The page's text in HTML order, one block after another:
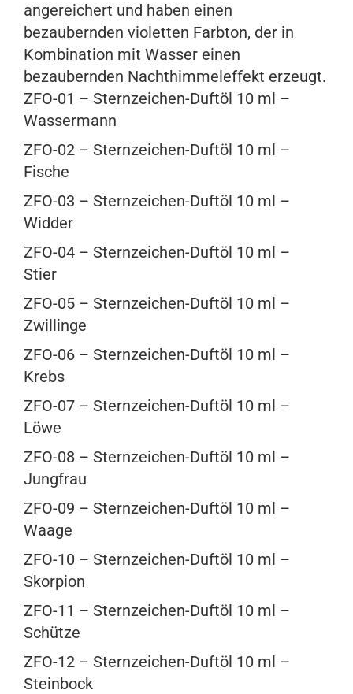
angereichert und haben einen
bezaubernden violetten Farbton, der in
Kombination mit Wasser einen
bezaubernden Nachthimmeleffekt erzeugt.
ZFO-01 – Sternzeichen-Duftöl 10 ml –
Wassermann
ZFO-02 – Sternzeichen-Duftöl 10 ml –
Fische
ZFO-03 – Sternzeichen-Duftöl 10 ml –
Widder
ZFO-04 – Sternzeichen-Duftöl 10 ml –
Stier
ZFO-05 – Sternzeichen-Duftöl 10 ml –
Zwillinge
ZFO-06 – Sternzeichen-Duftöl 10 ml –
Krebs
ZFO-07 – Sternzeichen-Duftöl 10 ml –
Löwe
ZFO-08 – Sternzeichen-Duftöl 10 ml –
Jungfrau
ZFO-09 – Sternzeichen-Duftöl 10 ml –
Waage
ZFO-10 – Sternzeichen-Duftöl 10 ml –
Skorpion
ZFO-11 – Sternzeichen-Duftöl 10 ml –
Schütze
ZFO-12 – Sternzeichen-Duftöl 10 ml –
Steinbock